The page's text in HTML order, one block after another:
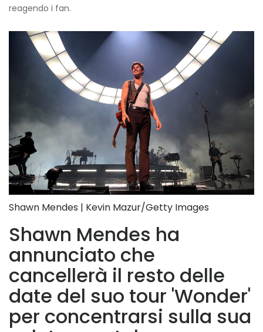
reagendo i fan.
Shawn Mendes | Kevin Mazur/Getty Images
Shawn Mendes ha
annunciato che
cancellerà il resto delle
date del suo tour 'Wonder'
per concentrarsi sulla sua